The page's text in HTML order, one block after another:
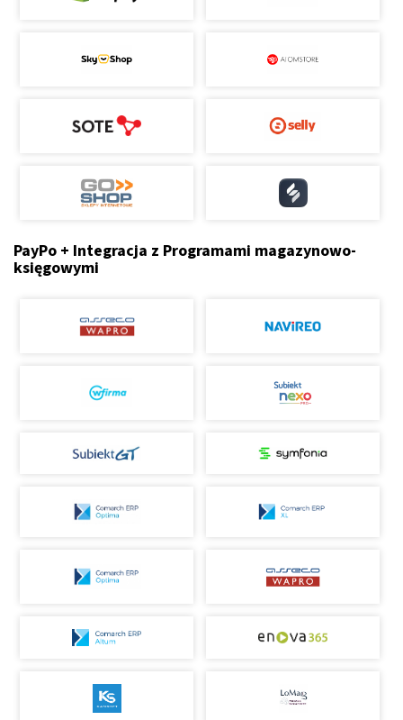
PayPo + Integracja z Programami magazynowo-
księgowymi